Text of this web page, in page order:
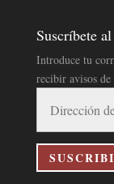
Suscríbete
Introduce tu
recibir avisos de
correo
electrónico